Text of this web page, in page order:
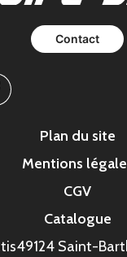
Contact
Plan du site
Mentions
CGV
Catalogue
49124 Saint-